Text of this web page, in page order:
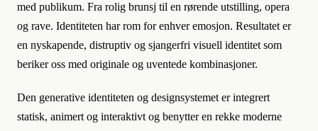
med publikum. Fra rolig brunsj til en rørende utstilling, opera
og rave. Identiteten har rom for enhver emosjon. Resultatet er
en nyskapende, distruptiv og sjangerfri visuell identitet som
beriker oss med originale og uventede kombinasjoner.
Den generative identiteten og designsystemet er integrert
statisk, animert og interaktivt og benytter en rekke moderne